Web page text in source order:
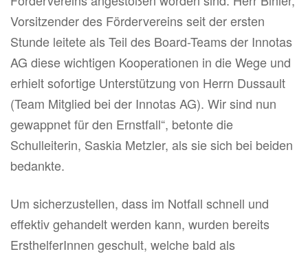
Vorsitzender des Fördervereins seit der ersten
Stunde leitete als Teil des Board-Teams der Innotas
AG diese wichtigen Kooperationen in die Wege und
erhielt sofortige Unterstützung von Herrn Dussault
(Team Mitglied bei der Innotas AG). Wir sind nun
gewappnet für den Ernstfall“, betonte die
Schulleiterin, Saskia Metzler, als sie sich bei beiden
bedankte.
Um sicherzustellen, dass im Notfall schnell und
effektiv gehandelt werden kann, wurden bereits
ErsthelferInnen geschult, welche bald als